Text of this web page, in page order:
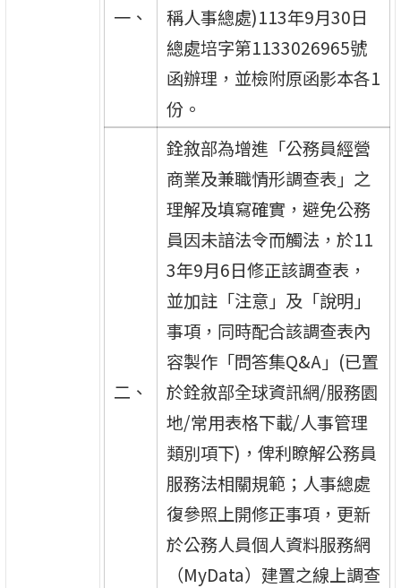
一、
稱人事總處)113年9月30日
總處培字第1133026965號
函辦理，並檢附原函影本各1
份。
二、
銓敘部為增進「公務員經營
商業及兼職情形調查表」之
理解及填寫確實，避免公務
員因未諳法令而觸法，於11
3年9月6日修正該調查表，
並加註「注意」及「說明」
事項，同時配合該調查表內
容製作「問答集Q&A」(已置
於銓敘部全球資訊網/服務園
地/常用表格下載/人事管理
類別項下)，俾利瞭解公務員
服務法相關規範；人事總處
復參照上開修正事項，更新
於公務人員個人資料服務網
（MyData）建置之線上調查